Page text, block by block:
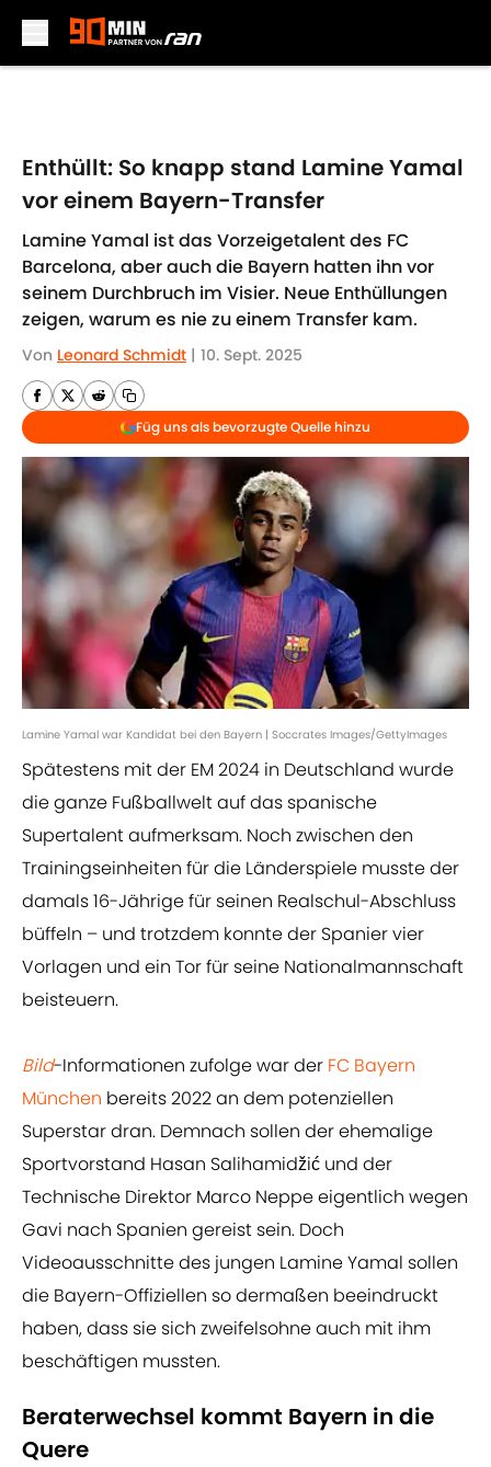
Enthüllt: So knapp stand Lamine Yamal
vor einem Bayern-Transfer
Lamine Yamal ist das Vorzeigetalent des FC
Barcelona, aber auch die Bayern hatten ihn vor
seinem Durchbruch im Visier. Neue Enthüllungen
zeigen, warum es nie zu einem Transfer kam.
Von Leonard Schmidt | 10. Sept. 2025
Füg uns als bevorzugte Quelle hinzu
Lamine Yamal war Kandidat bei den Bayern | Soccrates Images/GettyImages
Spätestens mit der EM 2024 in Deutschland wurde
die ganze Fußballwelt auf das spanische
Supertalent aufmerksam. Noch zwischen den
Trainingseinheiten für die Länderspiele musste der
damals 16-Jährige für seinen Realschul-Abschluss
büffeln – und trotzdem konnte der Spanier vier
Vorlagen und ein Tor für seine Nationalmannschaft
beisteuern.
Bild-Informationen zufolge war der FC Bayern
München bereits 2022 an dem potenziellen
Superstar dran. Demnach sollen der ehemalige
Sportvorstand Hasan Salihamidžić und der
Technische Direktor Marco Neppe eigentlich wegen
Gavi nach Spanien gereist sein. Doch
Videoausschnitte des jungen Lamine Yamal sollen
die Bayern-Offiziellen so dermaßen beeindruckt
haben, dass sie sich zweifelsohne auch mit ihm
beschäftigen mussten.
Beraterwechsel kommt Bayern in die
Quere